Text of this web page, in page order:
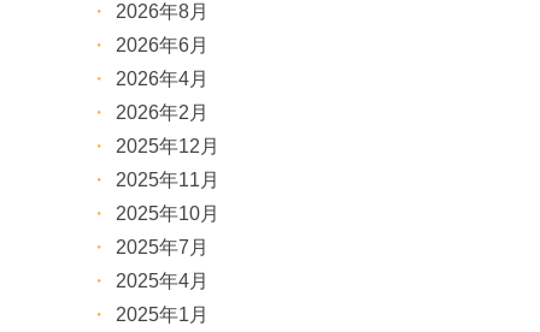
2026年8月
2026年6月
2026年4月
2026年2月
2025年12月
2025年11月
2025年10月
2025年7月
2025年4月
2025年1月